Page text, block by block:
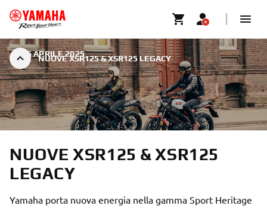
NUOVE XSR125 & XSR125 LEGACY
16 APRILE 2025
NUOVE XSR125 & XSR125
LEGACY
Yamaha porta nuova energia nella gamma Sport Heritage